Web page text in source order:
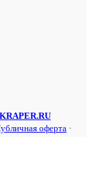
оферта ·